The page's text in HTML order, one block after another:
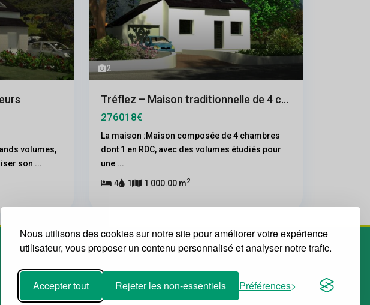
Nous utilisons des cookies sur notre site pour améliorer votre expérience
utilisateur, vous proposer un contenu personnalisé et analyser notre trafic.
Accepter tout Rejeter les non-essentiels Préférences
volumes,
son ...
2
Tréflez – Maison traditionnelle de 4 c...
276018€
La maison :Maison composée de 4 chambres
dont 1 en RDC, avec des volumes étudiés pour
une ...
4 1 1 000.00 m2